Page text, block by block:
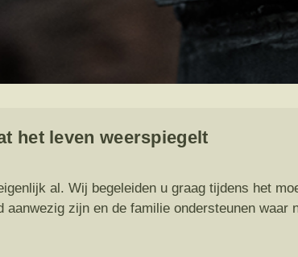
het leven weerspiegelt
al. Wij begeleiden u graag tijdens het
zijn en de familie ondersteunen